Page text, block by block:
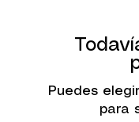
Puedes
para